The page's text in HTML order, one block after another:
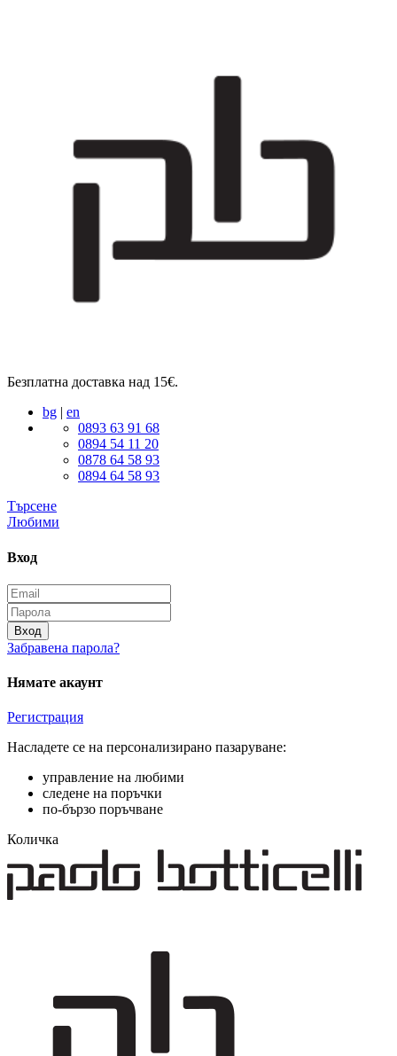
Безплатна доставка над 15€.
bg | en
0893 63 91 68
0894 54 11 20
0878 64 58 93
0894 64 58 93
Търсене
Любими
Вход
Вход
Забравена парола?
Нямате акаунт
Регистрация
Насладете се на персонализирано пазаруване:
управление на любими
следене на поръчки
по-бързо поръчване
Количка